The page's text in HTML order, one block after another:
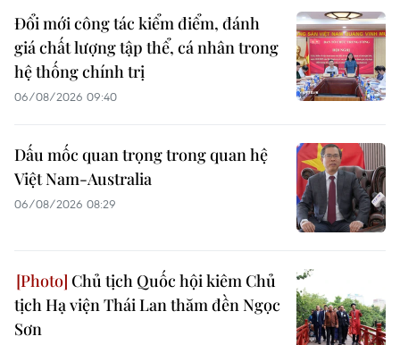
Đổi mới công tác kiểm điểm, đánh
giá chất lượng tập thể, cá nhân trong
hệ thống chính trị
06/08/2026 09:40
Dấu mốc quan trọng trong quan hệ
Việt Nam-Australia
06/08/2026 08:29
Chủ tịch Quốc hội kiêm Chủ
tịch Hạ viện Thái Lan thăm đền Ngọc
Sơn